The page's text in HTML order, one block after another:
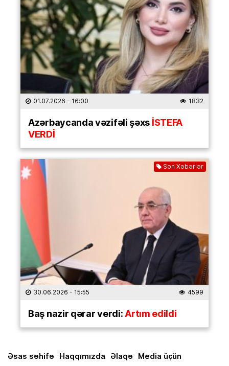
01.07.2026 - 16:00 1832
Azərbaycanda vəzifəli şəxsİSTEFA
VERDİ
Son Xəbərlər
30.06.2026 - 15:55 4599
Baş nazir qərar verdi:Artım edildi
Əsas səhifə Haqqımızda Əlaqə Media üçün